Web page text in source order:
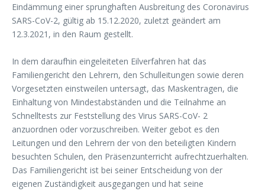
Eindämmung einer sprunghaften Ausbreitung des Coronavirus
SARS-CoV-2, gültig ab 15.12.2020, zuletzt geändert am
12.3.2021, in den Raum gestellt.
In dem daraufhin eingeleiteten Eilverfahren hat das
Familiengericht den Lehrern, den Schulleitungen sowie deren
Vorgesetzten einstweilen untersagt, das Maskentragen, die
Einhaltung von Mindestabständen und die Teilnahme an
Schnelltests zur Feststellung des Virus SARS-CoV- 2
anzuordnen oder vorzuschreiben. Weiter gebot es den
Leitungen und den Lehrern der von den beteiligten Kindern
besuchten Schulen, den Präsenzunterricht aufrechtzuerhalten.
Das Familiengericht ist bei seiner Entscheidung von der
eigenen Zuständigkeit ausgegangen und hat seine